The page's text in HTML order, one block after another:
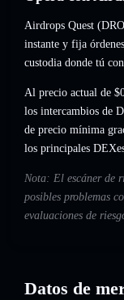
Airdrops Quest
instante y fija
custodia donde tú
Al precio actual de
los intercambios de
de precio mínima
los principales
Nota: El escáner de
posibles problemas
evaluaciones de
Datos de